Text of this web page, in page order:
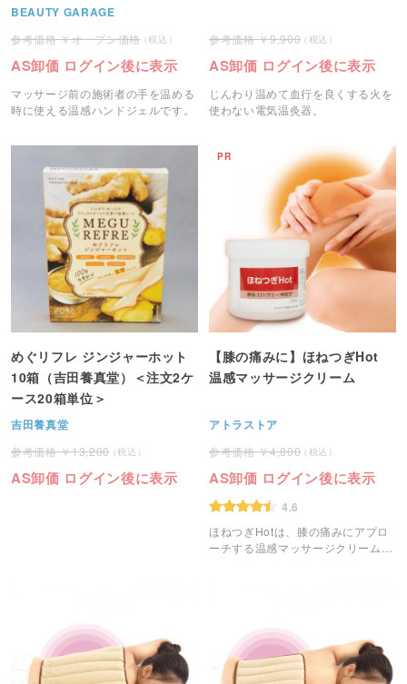
BEAUTY GARAGE
オープン価格
AS卸価 ログイン後に表示
マッサージ前の施術者の手を温める
時に使える温感ハンドジェルです。
9,900
AS卸価 ログイン後に表示
じんわり温めて血行を良くする火を
使わない電気温灸器。
めぐリフレ ジンジャーホット
10箱（吉田養真堂）＜注文2ケ
ース20箱単位＞
吉田養真堂
13,200
AS卸価 ログイン後に表示
【膝の痛みに】ほねつぎHot
温感マッサージクリーム
アトラストア
4,800
AS卸価 ログイン後に表示
4.6
ほねつぎHotは、膝の痛みにアプロ
ーチする温感マッサージクリームで